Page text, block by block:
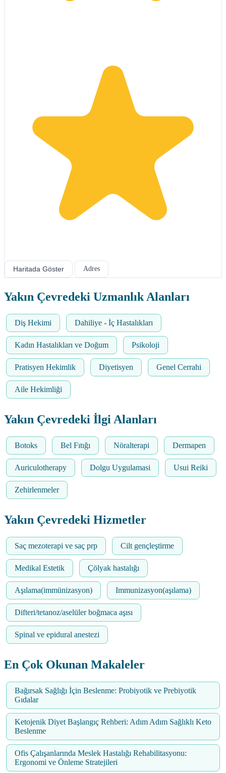
Haritada Göster Adres
Yakın Çevredeki Uzmanlık Alanları
Diş Hekimi Dahiliye - İç Hastalıkları
Kadın Hastalıkları ve Doğum Psikoloji
Pratisyen Hekimlik Diyetisyen Genel Cerrahi
Aile Hekimliği
Yakın Çevredeki İlgi Alanları
Botoks Bel Fıtığı Nöralterapi Dermapen
Auriculotherapy Dolgu Uygulamasi Usui Reiki
Zehirlenmeler
Yakın Çevredeki Hizmetler
Saç mezoterapi ve saç prp Cilt gençleştirme
Medikal Estetik Çölyak hastalığı
Aşılama(immünizasyon) Immunizasyon(aşılama)
Difteri/tetanoz/aselüler boğmaca aşısı
Spinal ve epidural anestezi
En Çok Okunan Makaleler
Bağırsak Sağlığı İçin Beslenme: Probiyotik ve Prebiyotik
Gıdalar
Ketojenik Diyet Başlangıç Rehberi: Adım Adım Sağlıklı Keto
Beslenme
Ofis Çalışanlarında Meslek Hastalığı Rehabilitasyonu:
Ergonomi ve Önleme Stratejileri